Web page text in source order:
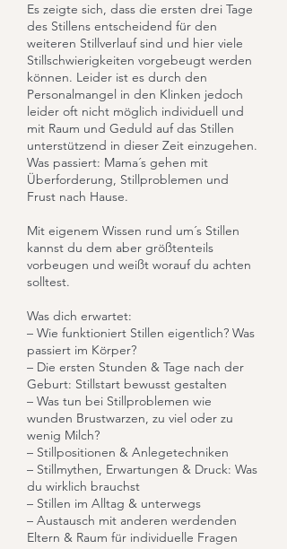
Es zeigte sich, dass die ersten drei Tage
des Stillens entscheidend für den
weiteren Stillverlauf sind und hier viele
Stillschwierigkeiten vorgebeugt werden
können. Leider ist es durch den
Personalmangel in den Klinken jedoch
leider oft nicht möglich individuell und
mit Raum und Geduld auf das Stillen
unterstützend in dieser Zeit einzugehen.
Was passiert: Mama´s gehen mit
Überforderung, Stillproblemen und
Frust nach Hause.
Mit eigenem Wissen rund um´s Stillen
kannst du dem aber größtenteils
vorbeugen und weißt worauf du achten
solltest.
Was dich erwartet:
– Wie funktioniert Stillen eigentlich? Was
passiert im Körper?
– Die ersten Stunden & Tage nach der
Geburt: Stillstart bewusst gestalten
– Was tun bei Stillproblemen wie
wunden Brustwarzen, zu viel oder zu
wenig Milch?
– Stillpositionen & Anlegetechniken
– Stillmythen, Erwartungen & Druck: Was
du wirklich brauchst
– Stillen im Alltag & unterwegs
– Austausch mit anderen werdenden
Eltern & Raum für individuelle Fragen